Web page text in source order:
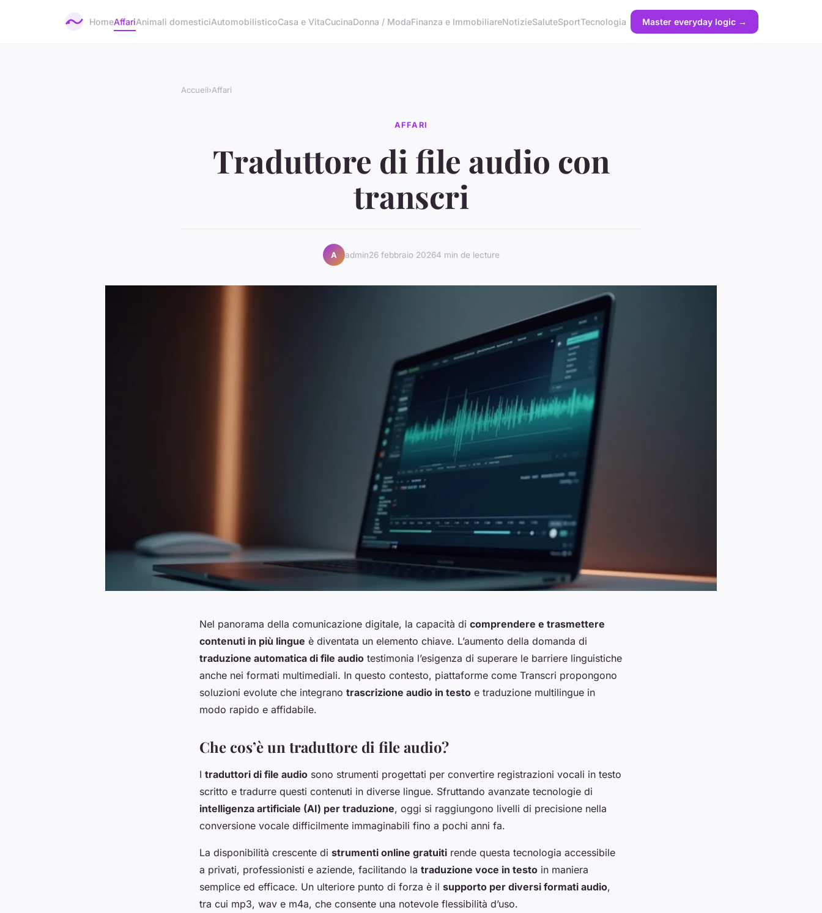
HomeAffariAnimali domesticiAutomobilisticoCasa e VitaCucinaDonna / ModaFinanza e ImmobiliareNotizieSaluteSportTecnologia Master everyday logic →
Accueil›Affari
AFFARI
Traduttore di file audio con
transcri
A admin26 febbraio 20264 min de lecture
Nel panorama della comunicazione digitale, la capacità di comprendere e trasmettere
contenuti in più lingue è diventata un elemento chiave. L’aumento della domanda di
traduzione automatica di file audio testimonia l’esigenza di superare le barriere linguistiche
anche nei formati multimediali. In questo contesto, piattaforme come Transcri propongono
soluzioni evolute che integrano trascrizione audio in testo e traduzione multilingue in
modo rapido e affidabile.
Che cos’è un traduttore di file audio?
I traduttori di file audio sono strumenti progettati per convertire registrazioni vocali in testo
scritto e tradurre questi contenuti in diverse lingue. Sfruttando avanzate tecnologie di
intelligenza artificiale (AI) per traduzione, oggi si raggiungono livelli di precisione nella
conversione vocale difficilmente immaginabili fino a pochi anni fa.
La disponibilità crescente di strumenti online gratuiti rende questa tecnologia accessibile
a privati, professionisti e aziende, facilitando la traduzione voce in testo in maniera
semplice ed efficace. Un ulteriore punto di forza è il supporto per diversi formati audio,
tra cui mp3, wav e m4a, che consente una notevole flessibilità d’uso.